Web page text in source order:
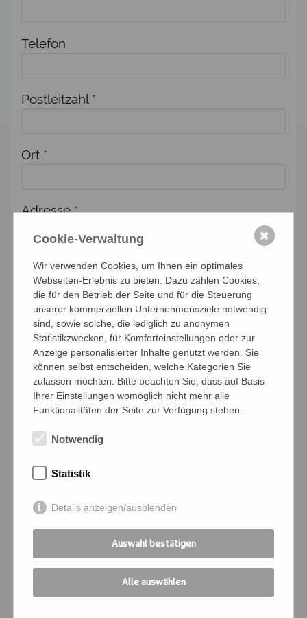
Telefon
Postleitzahl *
Ort *
Adresse*
Zusätzlich melde ich weitere Personen für
diese Veranstaltung an:
Anzahl Personen
Namen der Personen (Vor- und Nachname)
Bedingungen
Kommunikation für die angemeldeten
Personen zu übernehmen
Ich melde mich für folgende
Veranstaltung an:
Kursnummer*
Cookie-Verwaltung
Wir verwenden Cookies, um Ihnen ein optimales
Webseiten-Erlebnis zu bieten. Dazu zählen Cookies,
die für den Betrieb der Seite und für die Steuerung
unserer kommerziellen Unternehmensziele notwendig
sind, sowie solche, die lediglich zu anonymen
Statistikzwecken, für Komforteinstellungen oder zur
Anzeige personalisierter Inhalte genutzt werden. Sie
können selbst entscheiden, welche Kategorien Sie
zulassen möchten. Bitte beachten Sie, dass auf Basis
Ihrer Einstellungen womöglich nicht mehr alle
Funktionalitäten der Seite zur Verfügung stehen.
Notwendig
Statistik
Details anzeigen/ausblenden
Auswahl bestätigen
Alle auswählen
✖